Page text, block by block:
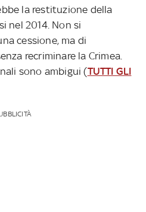
la restituzione della
nel 2014. Non si
cessione, ma di
recriminare la Crimea.
sono ambigui (TUTTI GLI